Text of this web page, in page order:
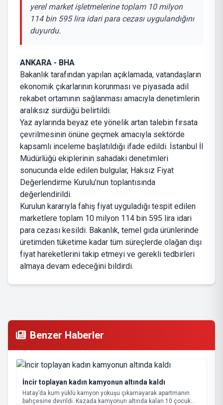
yerel market işletmelerine toplam 10 milyon
114 bin 595 lira idari para cezası uygulandığını
duyurdu.
ANKARA - BHA
Bakanlık tarafından yapılan açıklamada, vatandaşların
ekonomik çıkarlarının korunması ve piyasada adil
rekabet ortamının sağlanması amacıyla denetimlerin
aralıksız sürdüğü belirtildi.
Yaz aylarında beyaz ete yönelik artan talebin fırsata
çevrilmesinin önüne geçmek amacıyla sektörde
kapsamlı inceleme başlatıldığı ifade edildi. İstanbul İl
Müdürlüğü ekiplerinin sahadaki denetimleri
sonucunda elde edilen bulgular, Haksız Fiyat
Değerlendirme Kurulu’nun toplantısında
değerlendirildi.
Kurulun kararıyla fahiş fiyat uyguladığı tespit edilen
marketlere toplam 10 milyon 114 bin 595 lira idari
para cezası kesildi. Bakanlık, temel gıda ürünlerinde
üretimden tüketime kadar tüm süreçlerde olağan dışı
fiyat hareketlerini takip etmeyi ve gerekli tedbirleri
almaya devam edeceğini bildirdi.
Benzer Haberler
İncir toplayan kadın kamyonun altında kaldı
Hatay’da kum yüklü kamyon yokuşu çıkamayarak apartmanın
bahçesine devrildi. Kazada kamyonun altında kalan 10 çocuk